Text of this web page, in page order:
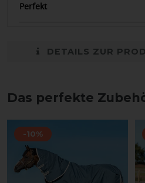
Perfekt
DETAILS ZUR
Das perfekte
-10%